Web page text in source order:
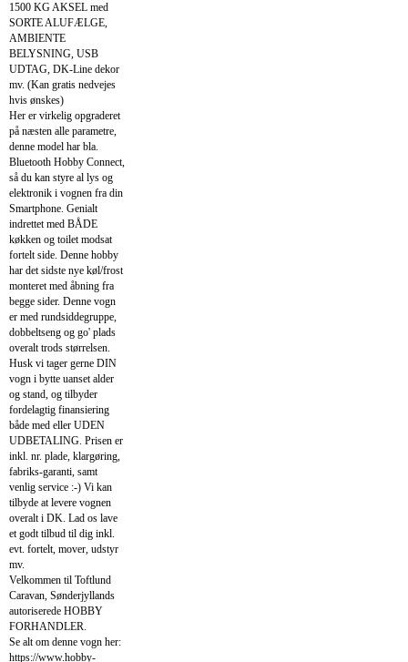
1500 KG AKSEL med
SORTE ALUFÆLGE,
AMBIENTE
BELYSNING, USB
UDTAG, DK-Line dekor
mv. (Kan gratis nedvejes
hvis ønskes)
Her er virkelig opgraderet
på næsten alle parametre,
denne model har bla.
Bluetooth Hobby Connect,
så du kan styre al lys og
elektronik i vognen fra din
Smartphone. Genialt
indrettet med BÅDE
køkken og toilet modsat
fortelt side. Denne hobby
har det sidste nye køl/frost
monteret med åbning fra
begge sider. Denne vogn
er med rundsiddegruppe,
dobbeltseng og go' plads
overalt trods størrelsen.
Husk vi tager gerne DIN
vogn i bytte uanset alder
og stand, og tilbyder
fordelagtig finansiering
både med eller UDEN
UDBETALING. Prisen er
inkl. nr. plade, klargøring,
fabriks-garanti, samt
venlig service :-) Vi kan
tilbyde at levere vognen
overalt i DK. Lad os lave
et godt tilbud til dig inkl.
evt. fortelt, mover, udstyr
mv.
Velkommen til Toftlund
Caravan, Sønderjyllands
autoriserede HOBBY
FORHANDLER.
Se alt om denne vogn her:
https://www.hobby-